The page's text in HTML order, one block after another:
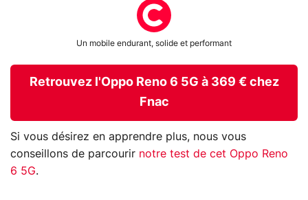
Un mobile endurant, solide et performant
Retrouvez l'Oppo Reno 6 5G à 369 € chez
Fnac
Si vous désirez en apprendre plus, nous vous
conseillons de parcourir notre test de cet Oppo Reno
6 5G.